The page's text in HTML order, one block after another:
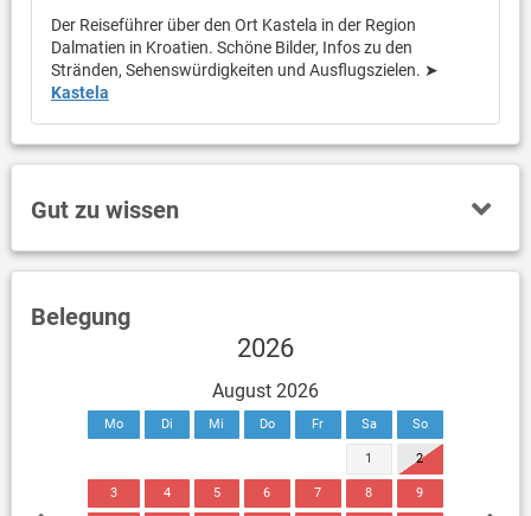
Der Reiseführer über den Ort Kastela in der Region
Dalmatien in Kroatien. Schöne Bilder, Infos zu den
Stränden, Sehenswürdigkeiten und Ausflugszielen. ➤
Kastela
Gut zu wissen
Belegung
2026
August 2026
Mo Di Mi Do Fr Sa So
1 2
3 4 5 6 7 8 9